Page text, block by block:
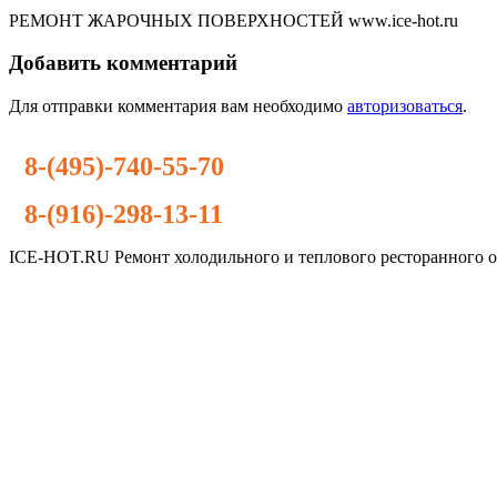
РЕМОНТ ЖАРОЧНЫХ ПОВЕРХНОСТЕЙ www.ice-hot.ru
Добавить комментарий
Для отправки комментария вам необходимо авторизоваться.
8-(495)-740-55-70
8-(916)-298-13-11
ICE-HOT.RU Ремонт холодильного и теплового ресторанного